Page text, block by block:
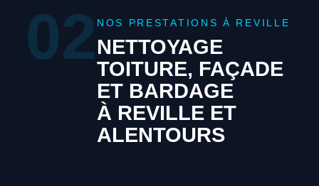
02 NOS PRESTATIONS À REVILLE
NETTOYAGE
TOITURE, FAÇADE
ET BARDAGE
À REVILLE ET
ALENTOURS